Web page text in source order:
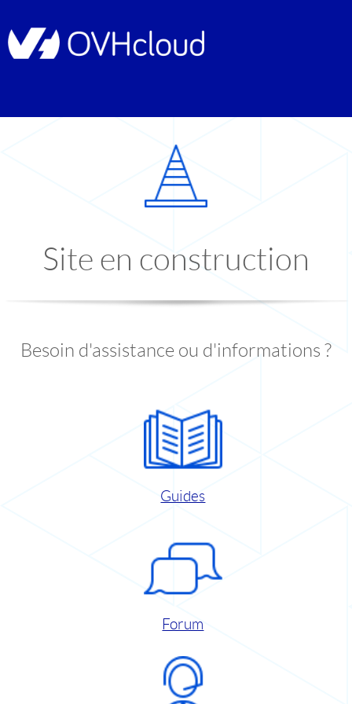
Site en construction
Besoin d'assistance ou d'informations ?
Guides
Forum